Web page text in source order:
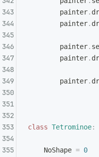
        painter
.
        painter
.
        painter
.
        painter
.
        painter
.
class Tetrominoe:
    NoShape
= 0